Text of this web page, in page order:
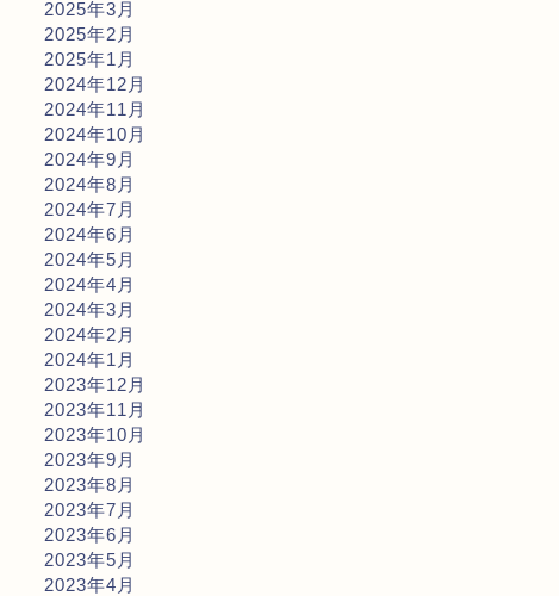
2025年3月
2025年2月
2025年1月
2024年12月
2024年11月
2024年10月
2024年9月
2024年8月
2024年7月
2024年6月
2024年5月
2024年4月
2024年3月
2024年2月
2024年1月
2023年12月
2023年11月
2023年10月
2023年9月
2023年8月
2023年7月
2023年6月
2023年5月
2023年4月